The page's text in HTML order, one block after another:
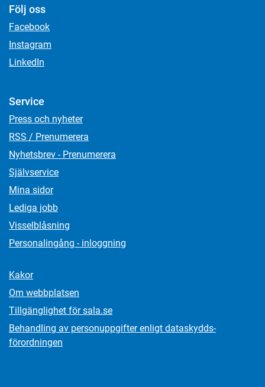
Följ oss
Facebook
Instagram
LinkedIn
Service
Press och nyheter
RSS / Prenumerera
Nyhetsbrev - Prenumerera
Självservice
Mina sidor
Lediga jobb
Visselblåsning
Personalingång - inloggning
Kakor
Om webbplatsen
Tillgänglighet för sala.se
Behandling av personuppgifter enligt dataskydds­
förordningen